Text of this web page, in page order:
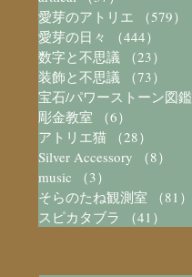
愛芽のアトリエ
（579）
愛芽の日々
（444）
数字と不思議
（23）
装飾と不思議
（73）
宝石/パワーストーン図鑑
彫金教室
（6）
アトリエ猫
（28）
Silver Accessory
（8）
music
（3）
そらのたね観測室
（81）
スピカタブラ
（41）